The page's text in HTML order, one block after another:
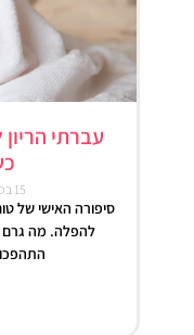
עברתי
15 בספטמבר 2025
סיפורה האישי של
להפלה. מה גרם